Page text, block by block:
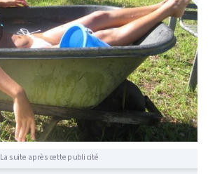
La suite après cette publicité